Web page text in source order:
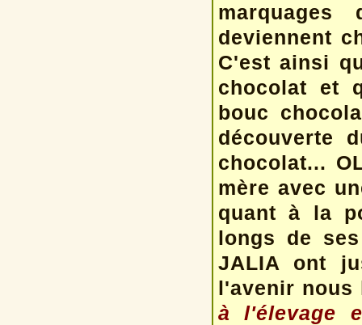
deviennent
C'est ainsi
chocolat et
bouc
découverte
chocolat...
mère avec
quant à la
longs de
JALIA ont
l'avenir
à l'élevage